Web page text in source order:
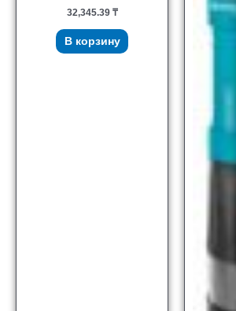
32,345.39 ₸
В корзину